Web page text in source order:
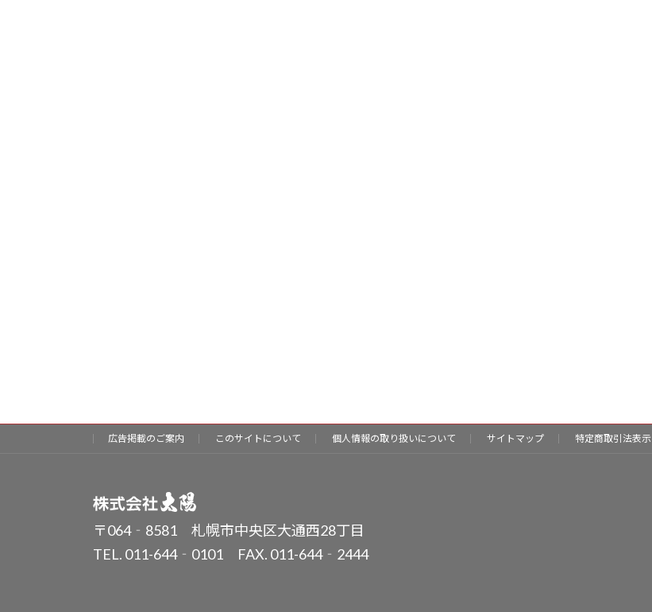
広告掲載のご案内 このサイトについて 個人情報の取り扱いについて サイトマップ 特定商取引法表示
〒064‐8581 札幌市中央区大通西28丁目
TEL. 011-644‐0101 FAX. 011-644‐2444